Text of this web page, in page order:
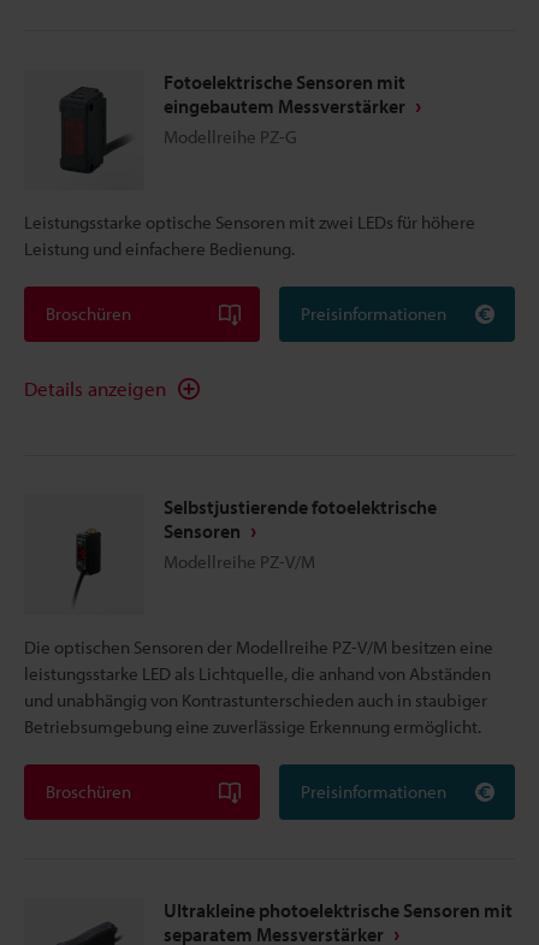
Fotoelektrische Sensoren mit
eingebautem Messverstärker
Modellreihe PZ-G
Leistungsstarke optische Sensoren mit zwei LEDs für höhere
Leistung und einfachere Bedienung.
Broschüren Preisinformationen
Details anzeigen
Selbstjustierende fotoelektrische
Sensoren
Modellreihe PZ-V/M
Die optischen Sensoren der Modellreihe PZ-V/M besitzen eine
leistungsstarke LED als Lichtquelle, die anhand von Abständen
und unabhängig von Kontrastunterschieden auch in staubiger
Betriebsumgebung eine zuverlässige Erkennung ermöglicht.
Broschüren Preisinformationen
Ultrakleine photoelektrische Sensoren mit
separatem Messverstärker